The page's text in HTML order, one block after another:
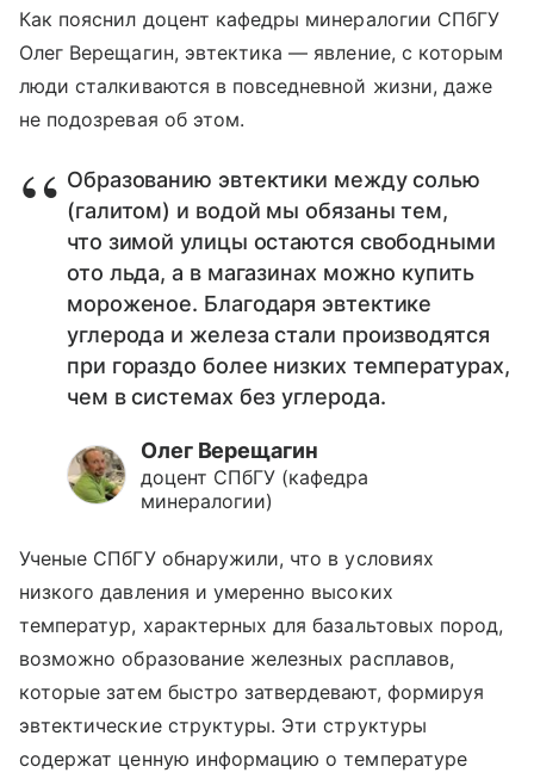
Как пояснил доцент кафедры минералогии СПбГУ
Олег Верещагин, эвтектика — явление, с которым
люди сталкиваются в повседневной жизни, даже
не подозревая об этом.
Образованию эвтектики между солью
(галитом) и водой мы обязаны тем,
что зимой улицы остаются свободными
ото льда, а в магазинах можно купить
мороженое. Благодаря эвтектике
углерода и железа стали производятся
при гораздо более низких температурах,
чем в системах без углерода.
Олег Верещагин
доцент СПбГУ (кафедра
минералогии)
Ученые СПбГУ обнаружили, что в условиях
низкого давления и умеренно высоких
температур, характерных для базальтовых пород,
возможно образование железных расплавов,
которые затем быстро затвердевают, формируя
эвтектические структуры. Эти структуры
содержат ценную информацию о температуре